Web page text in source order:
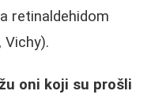
retinaldehidom
Vichy).
oni koji su prošli